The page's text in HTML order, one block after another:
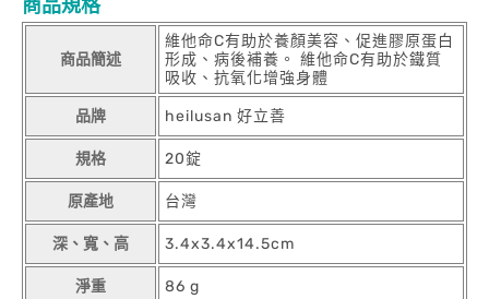
商品規格
商品簡述
維他命C有助於養顏美容、促進膠原蛋白
形成、病後補養。 維他命C有助於鐵質
吸收、抗氧化增強身體
品牌 heilusan 好立善
規格 20錠
原產地 台灣
深、寬、高 3.4x3.4x14.5cm
淨重 86 g